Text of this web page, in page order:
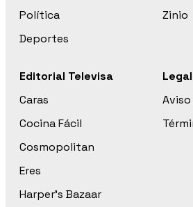
Política
Deportes
Zinio
Editorial Televisa
Caras
Cocina Fácil
Cosmopolitan
Eres
Harper’s Bazaar